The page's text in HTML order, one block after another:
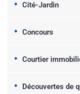
Cité-Jardin
Concours
Courtier
Découvertes de